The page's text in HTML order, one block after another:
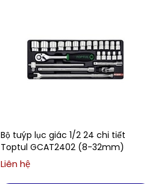
Bộ tuýp lục giác 1/2 24 chi tiết
Toptul GCAT2402 (8-32mm)
Liên hệ